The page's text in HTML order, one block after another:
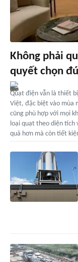
Không phải
quyết chọn
Quạt điện vẫn là thiết
Việt, đặc biệt vào mùa
cũng phù hợp với mọi
loại quạt theo diện tích
quả hơn mà còn tiết